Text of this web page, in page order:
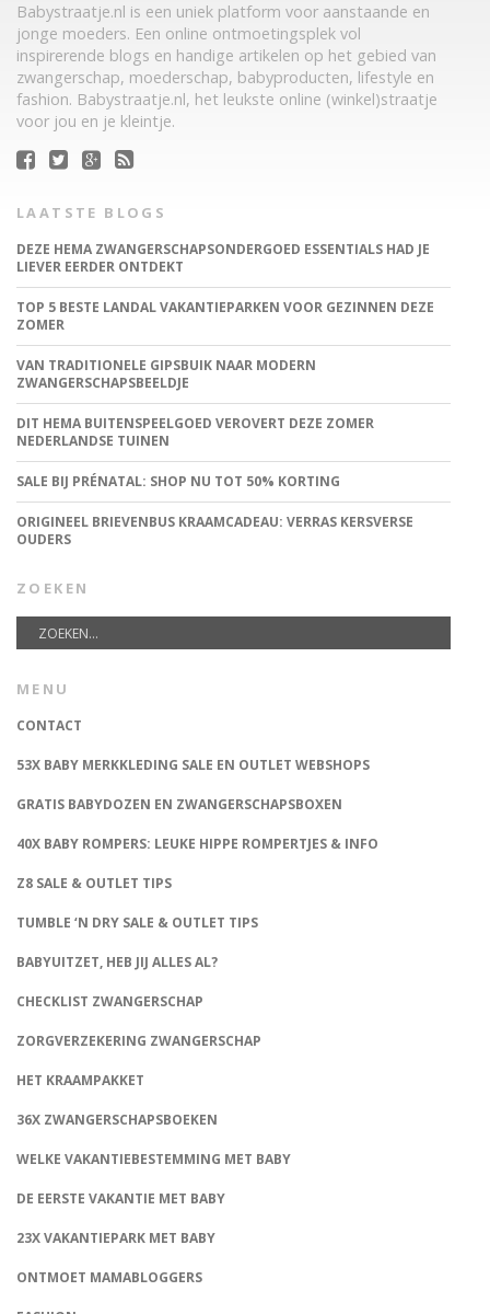
Babystraatje.nl is een uniek platform voor aanstaande en
jonge moeders. Een online ontmoetingsplek vol
inspirerende blogs en handige artikelen op het gebied van
zwangerschap, moederschap, babyproducten, lifestyle en
fashion. Babystraatje.nl, het leukste online (winkel)straatje
voor jou en je kleintje.
LAATSTE BLOGS
DEZE HEMA ZWANGERSCHAPSONDERGOED ESSENTIALS HAD JE
LIEVER EERDER ONTDEKT
TOP 5 BESTE LANDAL VAKANTIEPARKEN VOOR GEZINNEN DEZE
ZOMER
VAN TRADITIONELE GIPSBUIK NAAR MODERN
ZWANGERSCHAPSBEELDJE
DIT HEMA BUITENSPEELGOED VEROVERT DEZE ZOMER
NEDERLANDSE TUINEN
SALE BIJ PRÉNATAL: SHOP NU TOT 50% KORTING
ORIGINEEL BRIEVENBUS KRAAMCADEAU: VERRAS KERSVERSE
OUDERS
ZOEKEN
MENU
CONTACT
53X BABY MERKKLEDING SALE EN OUTLET WEBSHOPS
GRATIS BABYDOZEN EN ZWANGERSCHAPSBOXEN
40X BABY ROMPERS: LEUKE HIPPE ROMPERTJES & INFO
Z8 SALE & OUTLET TIPS
TUMBLE ‘N DRY SALE & OUTLET TIPS
BABYUITZET, HEB JIJ ALLES AL?
CHECKLIST ZWANGERSCHAP
ZORGVERZEKERING ZWANGERSCHAP
HET KRAAMPAKKET
36X ZWANGERSCHAPSBOEKEN
WELKE VAKANTIEBESTEMMING MET BABY
DE EERSTE VAKANTIE MET BABY
23X VAKANTIEPARK MET BABY
ONTMOET MAMABLOGGERS